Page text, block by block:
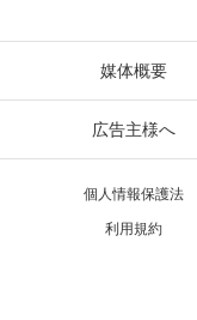
媒体概要
広告主様へ
個人情報保護法
利用規約